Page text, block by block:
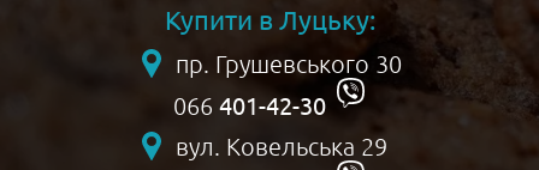
Купити в Луцьку:
пр. Грушевського 30
066 401-42-30
вул. Ковельська 29